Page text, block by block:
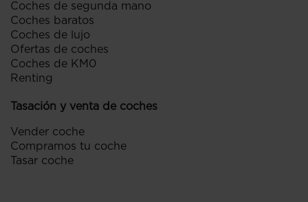
Coches de segunda mano
Coches baratos
Coches de lujo
Ofertas de coches
Coches de KM0
Renting
Tasación y venta de coches
Vender coche
Compramos tu coche
Tasar coche